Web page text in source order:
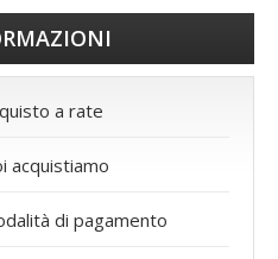
a rate
acquistiamo
di pagamento